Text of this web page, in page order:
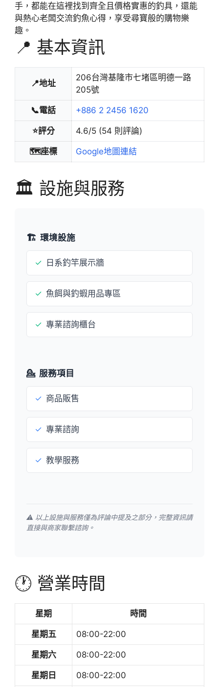
手，都能在這裡找到齊全且價格實惠的釣具，還能
與熱心老闆交流釣魚心得，享受尋寶般的購物樂
趣。
📍 基本資訊
📍地址
206台灣基隆市七堵區明德一路
205號
📞電話 +886 2 2456 1620
⭐評分 4.6/5 (54 則評論)
🗺️座標 Google地圖連結
🏛️ 設施與服務
🏗️ 環境設施
✓ 日系釣竿展示牆
✓ 魚餌與釣蝦用品專區
✓ 專業諮詢櫃台
💁 服務項目
✓ 商品販售
✓ 專業諮詢
✓ 教學服務
⚠️ 以上設施與服務僅為評論中提及之部分，完整資訊請
直接與商家聯繫諮詢。
🕐 營業時間
星期 時間
星期五 08:00-22:00
星期六 08:00-22:00
星期日 08:00-22:00